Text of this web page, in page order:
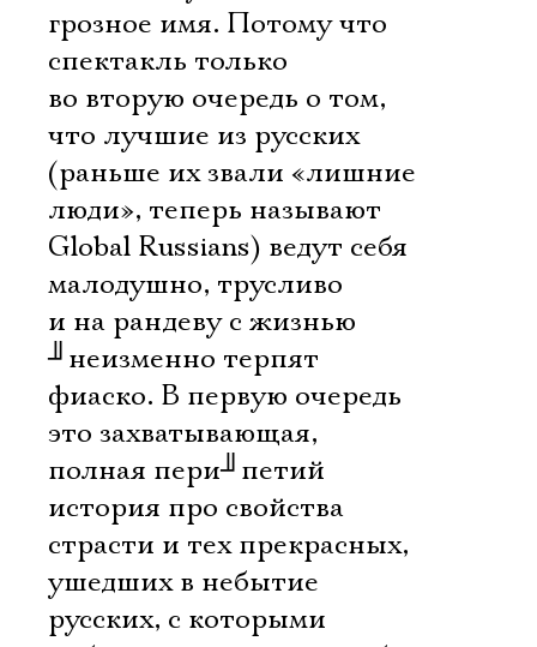
грозное имя. Потому что
спектакль только
во вторую очередь о том,
что лучшие из русских
(раньше их звали «лишние
люди», теперь называют
Global Russians) ведут себя
малодушно, трусливо
и на рандеву с жизнью
╜ неизменно терпят
фиаско. В первую очередь
это захватывающая,
полная пери╜ петий
история про свойства
страсти и тех прекрасных,
ушедших в небытие
русских, с которыми